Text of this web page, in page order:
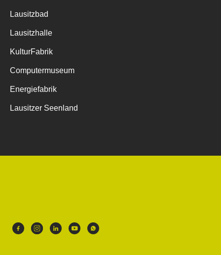
Lausitzbad
Lausitzhalle
KulturFabrik
Computermuseum
Energiefabrik
Lausitzer Seenland